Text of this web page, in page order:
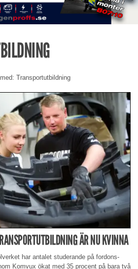
Transportutbildning
ÄR NU KVINNA
har antalet studerande på fordons-
Komvux ökat med 35 procent på bara två